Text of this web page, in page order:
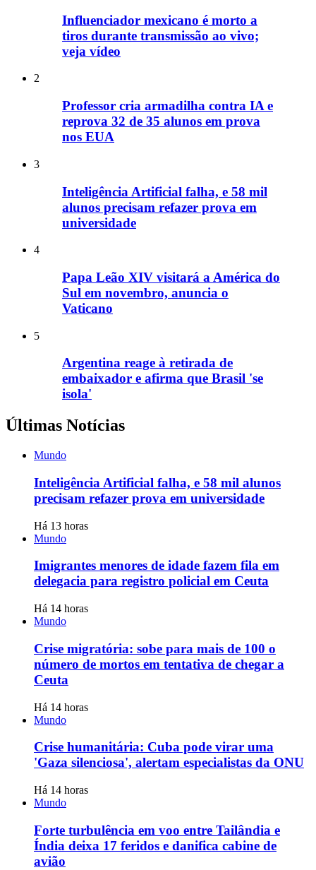
Influenciador mexicano é morto a
tiros durante transmissão ao vivo;
veja vídeo
2
Professor cria armadilha contra IA e
reprova 32 de 35 alunos em prova
nos EUA
3
Inteligência Artificial falha, e 58 mil
alunos precisam refazer prova em
universidade
4
Papa Leão XIV visitará a América do
Sul em novembro, anuncia o
Vaticano
5
Argentina reage à retirada de
embaixador e afirma que Brasil 'se
isola'
Últimas Notícias
Mundo
Inteligência Artificial falha, e 58 mil alunos
precisam refazer prova em universidade
Há 13 horas
Mundo
Imigrantes menores de idade fazem fila em
delegacia para registro policial em Ceuta
Há 14 horas
Mundo
Crise migratória: sobe para mais de 100 o
número de mortos em tentativa de chegar a
Ceuta
Há 14 horas
Mundo
Crise humanitária: Cuba pode virar uma
'Gaza silenciosa', alertam especialistas da ONU
Há 14 horas
Mundo
Forte turbulência em voo entre Tailândia e
Índia deixa 17 feridos e danifica cabine de
avião